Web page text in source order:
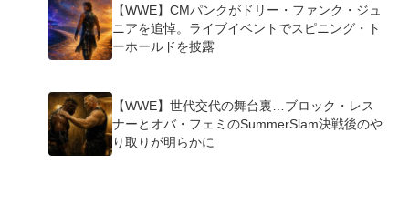
【WWE】CMパンクがドリー・ファンク・ジュ
ニアを追悼。ライブイベントでスピニング・ト
ーホールドを披露
【WWE】世代交代の舞台裏…ブロック・レス
ナーとオバ・フェミのSummerSlam決戦後のや
り取りが明らかに